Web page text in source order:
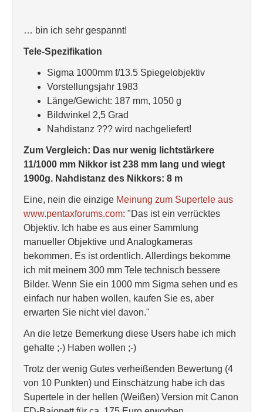
… bin ich sehr gespannt!
Tele-Spezifikation
Sigma 1000mm f/13.5 Spiegelobjektiv
Vorstellungsjahr 1983
Länge/Gewicht: 187 mm, 1050 g
Bildwinkel 2,5 Grad
Nahdistanz ??? wird nachgeliefert!
Zum Vergleich: Das nur wenig lichtstärkere
11/1000 mm Nikkor ist 238 mm lang und wiegt
1900g. Nahdistanz des Nikkors: 8 m
Eine, nein die einzige Meinung zum Supertele aus
www.pentaxforums.com: "Das ist ein verrücktes
Objektiv. Ich habe es aus einer Sammlung
manueller Objektive und Analogkameras
bekommen. Es ist ordentlich. Allerdings bekomme
ich mit meinem 300 mm Tele technisch bessere
Bilder. Wenn Sie ein 1000 mm Sigma sehen und es
einfach nur haben wollen, kaufen Sie es, aber
erwarten Sie nicht viel davon."
An die letze Bemerkung diese Users habe ich mich
gehalte ;-) Haben wollen ;-)
Trotz der wenig Gutes verheißenden Bewertung (4
von 10 Punkten) und Einschätzung habe ich das
Supertele in der hellen (Weißen) Version mit Canon